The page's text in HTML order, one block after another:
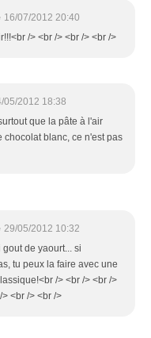
16/07/2012 20:40
/> <br /> <br /> <br />
05/2012 18:38
que la pâte à l'air
chocolat blanc, ce n'est pas
29/05/2012 10:32
de yaourt... si
tu peux la faire avec une
/> <br /> <br />
<br /> <br />